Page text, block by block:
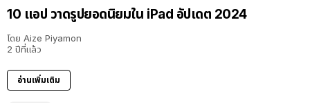
10 แอป วาดรูปยอดนิยมใน iPad อัปเดต 2024
โดย Aize Piyamon
2 ปีที่แล้ว
อ่านเพิ่มเติม